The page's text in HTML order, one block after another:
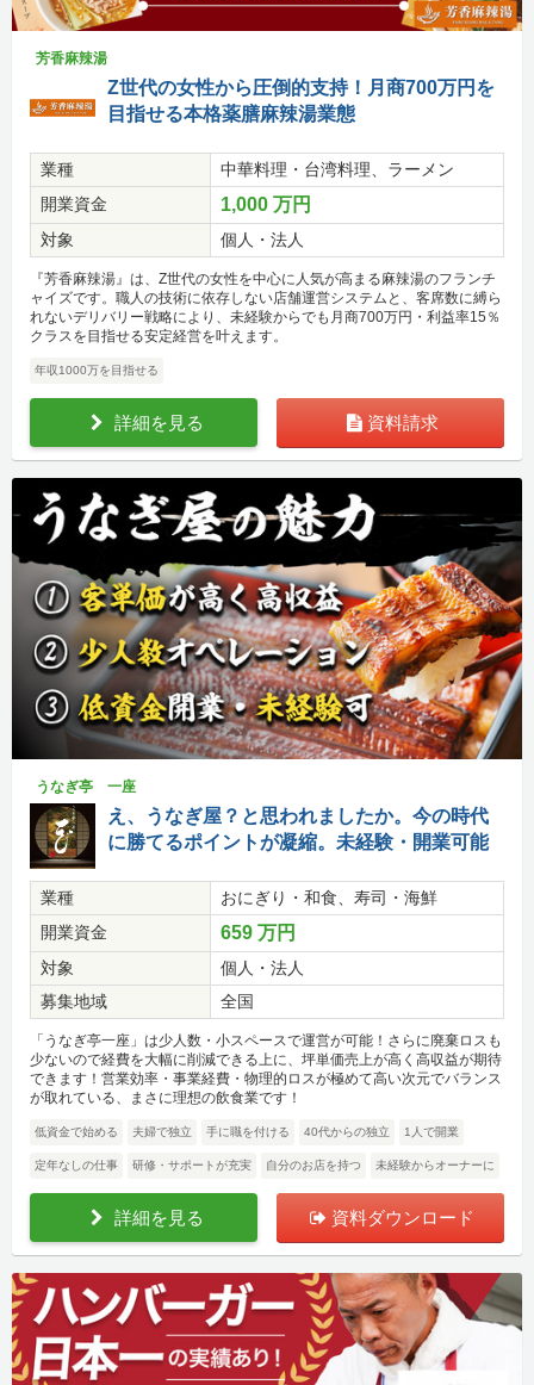
芳香麻辣湯
Z世代の女性から圧倒的支持！月商700万円を
目指せる本格薬膳麻辣湯業態
業種
中華料理・台湾料理、ラーメン
開業資金
1,000 万円
対象 個人・法人
『芳香麻辣湯』は、Z世代の女性を中心に人気が高まる麻辣湯のフランチ
ャイズです。職人の技術に依存しない店舗運営システムと、客席数に縛ら
れないデリバリー戦略により、未経験からでも月商700万円・利益率15％
クラスを目指せる安定経営を叶えます。
年収1000万を目指せる
詳細を見る 資料請求
うなぎ亭 一座
え、うなぎ屋？と思われましたか。今の時代
に勝てるポイントが凝縮。未経験・開業可能
業種
おにぎり・和食、寿司・海鮮
開業資金
659 万円
対象
個人・法人
募集地域
全国
「うなぎ亭一座」は少人数・小スペースで運営が可能！さらに廃棄ロスも
少ないので経費を大幅に削減できる上に、坪単価売上が高く高収益が期待
できます！営業効率・事業経費・物理的ロスが極めて高い次元でバランス
が取れている、まさに理想の飲食業です！
低資金で始める 夫婦で独立 手に職を付ける 40代からの独立 1人で開業
定年なしの仕事 研修・サポートが充実 自分のお店を持つ 未経験からオーナーに
詳細を見る 資料ダウンロード